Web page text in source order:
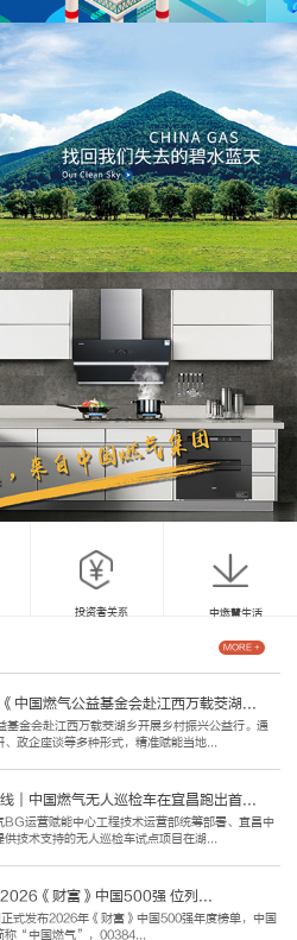
投资者关系 中燃慧生活
国燃气公益基金会赴江西万载茭湖...
基金会赴江西万载茭湖乡开展乡村振兴公益行。通
、政企座谈等多种形式，精准赋能当地...
｜中国燃气无人巡检车在宜昌跑出首...
BG运营赋能中心工程技术运营部统筹部署、宜昌中
供技术支持的无人巡检车试点项目在湖...
《财富》中国500强 位列...
式发布2026年《财富》中国500强年度榜单，中国
称“中国燃气”，00384...
MORE +